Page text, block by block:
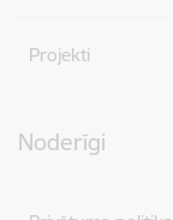
Projekti
Noderīgi